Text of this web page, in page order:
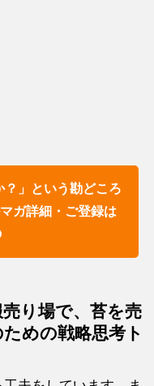
」という勘どころ
ガ詳細・ご登録は
り場で、苔を売
めの戦略思考ト